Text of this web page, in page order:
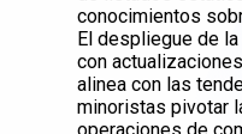
conocimientos
El despliegue de
con
alinea con las
minoristas pivotar